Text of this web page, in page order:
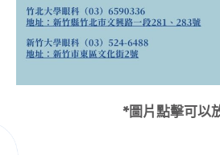
*圖片點擊可以